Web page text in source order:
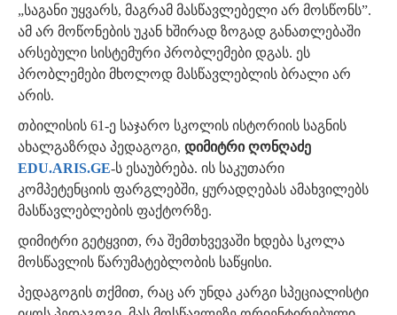
„საგანი უყვარს, მაგრამ მასწავლებელი არ მოსწონს”.
ამ არ მოწონების უკან ხშირად ზოგად განათლებაში
არსებული სისტემური პრობლემები დგას. ეს
პრობლემები მხოლოდ მასწავლებლის ბრალი არ
არის.
თბილისის 61-ე საჯარო სკოლის ისტორიის საგნის
ახალგაზრდა პედაგოგი, დიმიტრი ღონღაძე
EDU.ARIS.GE-ს ესაუბრება. ის საკუთარი
კომპეტენციის ფარგლებში, ყურადღებას ამახვილებს
მასწავლებლების ფაქტორზე.
დიმიტრი გეტყვით, რა შემთხვევაში ხდება სკოლა
მოსწავლის წარუმატებლობის საწყისი.
პედაგოგის თქმით, რაც არ უნდა კარგი სპეციალისტი